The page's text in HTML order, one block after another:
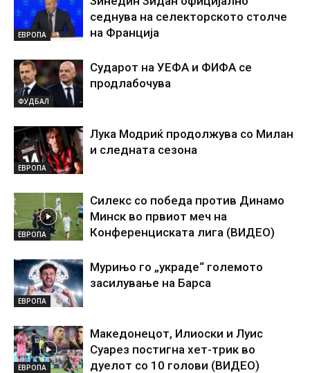
ЕВРОПА
седнува на селекторското столче
на Франција
ФУДБАЛ
Сударот на УЕФА и ФИФА се
продлабочува
ЕВРОПА
Лука Модриќ продолжува со Милан
и следната сезона
ЕВРОПА
Силекс со победа против Динамо
Минск во првиот меч на
Конференциската лига (ВИДЕО)
ЕВРОПА
Мурињо го „украде“ големото
засилување на Барса
ЕВРОПА
Македонецот, Илиоски и Луис
Суарез постигна хет-трик во
дуелот со 10 голови (ВИДЕО)